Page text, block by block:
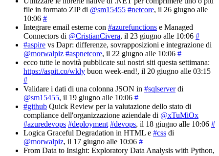
file in formato ZIP di @sm15455 #netcore, il 26 giugno alle
10:06 #
Integrare email esterne con #azurefunctions e Managed
Connectors di @CristianCivera, il 23 giugno alle 10:06 #
#aspire vs Dapr: differenze, sovrapposizioni e integrazione di
@morwalpiz #aspnetcore, il 22 giugno alle 10:06 #
ecco tutte le novità pubblicate sui nostri siti questa settimana:
https://aspit.co/wkly buon week-end!, il 20 giugno alle 03:15
#
Validare i dati di una colonna JSON in #sqlserverdi
@sm15455, il 19 giugno alle 10:06 #
#github Quick Review per la valutazione dello stato di
compliance dell'organizzazione aziendale di @xTuMiOx
#azuredevops #deployment #devops, il 18 giugno alle 10:06 #
Logica Graceful Degradation in HTML e #css di
@morwalpiz, il 17 giugno alle 10:06 #
From Data to Insight: Exploratory Data Analysis with Python,